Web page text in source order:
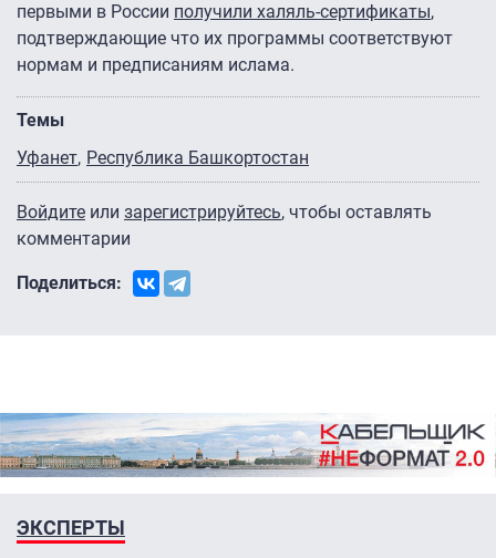
первыми в России получили халяль-сертификаты,
подтверждающие что их программы соответствуют
нормам и предписаниям ислама.
Темы
Уфанет Республика Башкортостан
Войдите или зарегистрируйтесь, чтобы оставлять
комментарии
Поделиться:
ЭКСПЕРТЫ